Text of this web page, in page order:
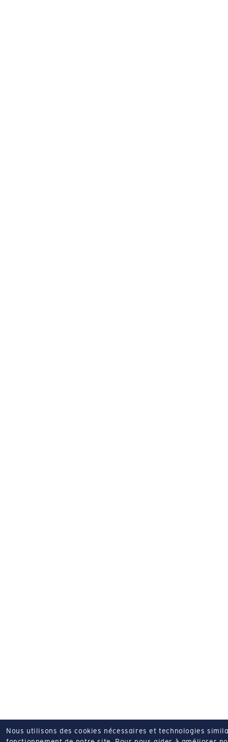
Nous utilisons des cookies nécessaires et technologies